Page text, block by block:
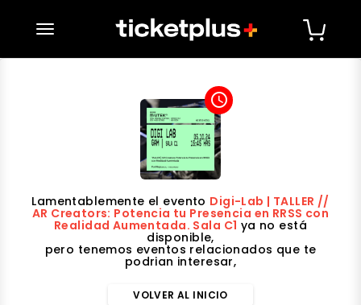
desplegar navegación
access_time
Lamentablemente el evento Digi-Lab | TALLER //
AR Creators: Potencia tu Presencia en RRSS con
Realidad Aumentada. Sala C1 ya no está
disponible,
pero tenemos eventos relacionados que te
podrian interesar,
VOLVER AL INICIO